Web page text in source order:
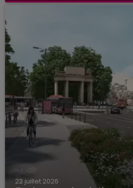
22 juillet 2026